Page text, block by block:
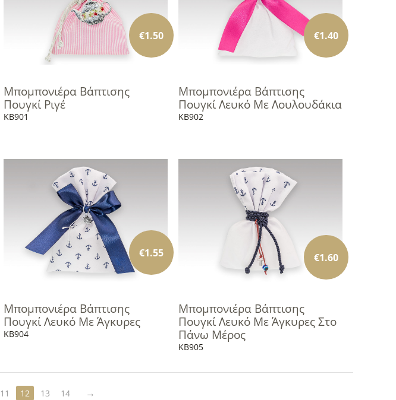
Μπομπονιέρα Βάπτισης
Πουγκί Ριγέ
KB901
€1.50
Μπομπονιέρα Βάπτισης
Πουγκί Λευκό Με Λουλουδάκια
KB902
€1.40
Μπομπονιέρα Βάπτισης
Πουγκί Λευκό Με Άγκυρες
KB904
€1.55
Μπομπονιέρα Βάπτισης
Πουγκί Λευκό Με Άγκυρες Στο
Πάνω Μέρος
KB905
€1.60
11 12 13 14